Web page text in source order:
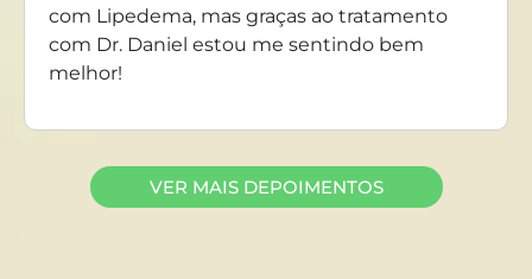
com Lipedema, mas graças ao tratamento
com Dr. Daniel estou me sentindo bem
melhor!
VER MAIS DEPOIMENTOS